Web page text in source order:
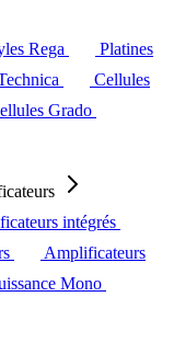
Rega
Platines
Cellules
Grado
intégrés
Amplificateurs
Mono